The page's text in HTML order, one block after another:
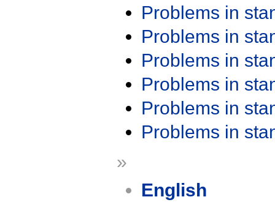
Problems in
Problems in
Problems in
Problems in
Problems in
Problems in
»
English